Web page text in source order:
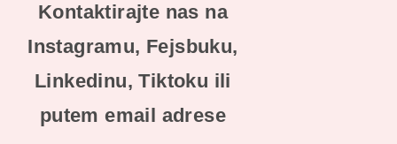
Kontaktirajte nas na
Instagramu, Fejsbuku,
Linkedinu, Tiktoku ili
putem email adrese